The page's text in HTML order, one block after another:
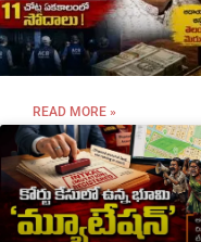
READ MORE »